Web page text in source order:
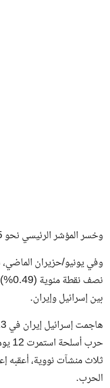
وخسر المؤشر الرئيسي نحو 0.55 بالمئة الأسبوع الماضي.
وفي يونيو/حزيران
بين إسرائيل وإيران.
ثلاث منشآت نووية، أعقبه
الحرب.